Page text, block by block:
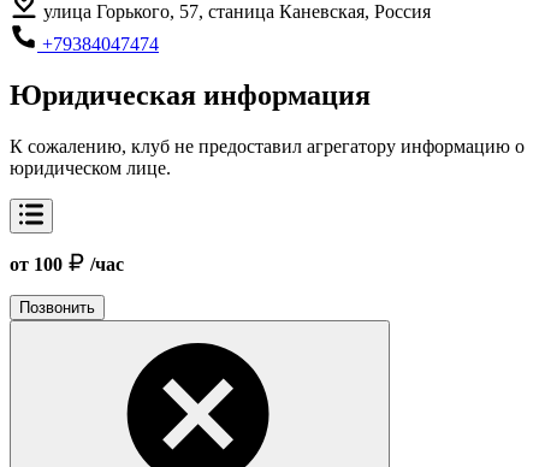
улица Горького, 57, станица Каневская, Россия
+79384047474
Юридическая информация
К сожалению, клуб не предоставил агрегатору информацию о
юридическом лице.
от 100 /час
Позвонить